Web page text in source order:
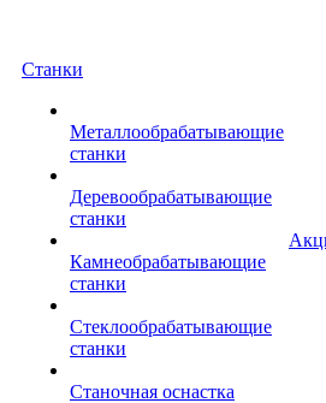
Станки
Металлообрабатывающие
станки
Деревообрабатывающие
станки
Камнеобрабатывающие
станки
Стеклообрабатывающие
станки
Станочная оснастка